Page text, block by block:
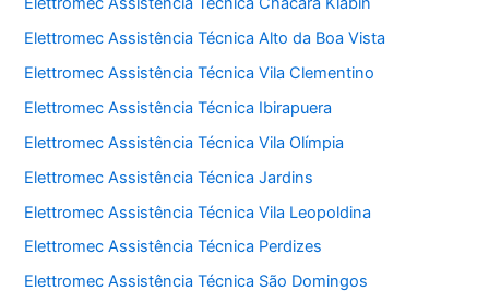
Elettromec Assistência Técnica Alto da Boa Vista
Elettromec Assistência Técnica Vila Clementino
Elettromec Assistência Técnica Ibirapuera
Elettromec Assistência Técnica Vila Olímpia
Elettromec Assistência Técnica Jardins
Elettromec Assistência Técnica Vila Leopoldina
Elettromec Assistência Técnica Perdizes
Elettromec Assistência Técnica São Domingos